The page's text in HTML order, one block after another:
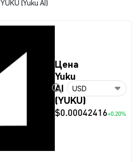
YUKU (Yuku AI)
Цена
Yuku
AI
(YUKU)
$0.00042416+0.20%
USD